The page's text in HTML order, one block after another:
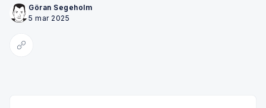
Göran Segeholm
5 mar 2025
Kopiera länk